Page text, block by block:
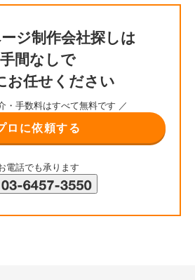
ジ制作会社探しは
手間なしで
お任せください
・手数料はすべて無料です ／
ロに依頼する
電話でも承ります